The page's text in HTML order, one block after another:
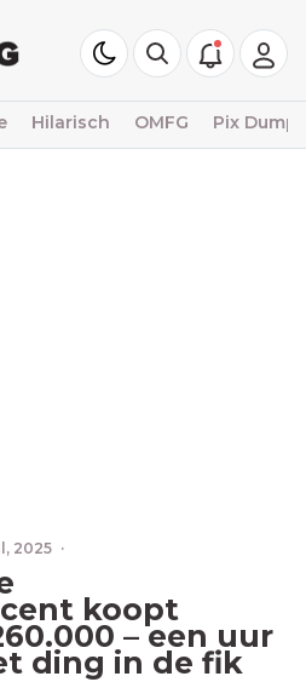
Hilarisch OMFG Pix Dump
2025 ·
koopt
– een uur
ding in de fik